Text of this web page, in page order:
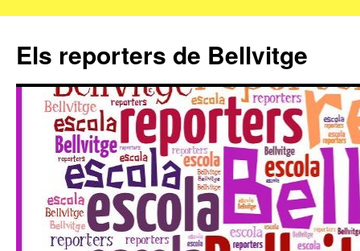
Els reporters de Bellvitge